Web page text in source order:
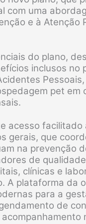
com uma
e à Atenção
do plano,
inclusos no
pet em
acesso facilitado
gerais, que
na prevenção
de
clínicas e
A plataforma da
para a
de